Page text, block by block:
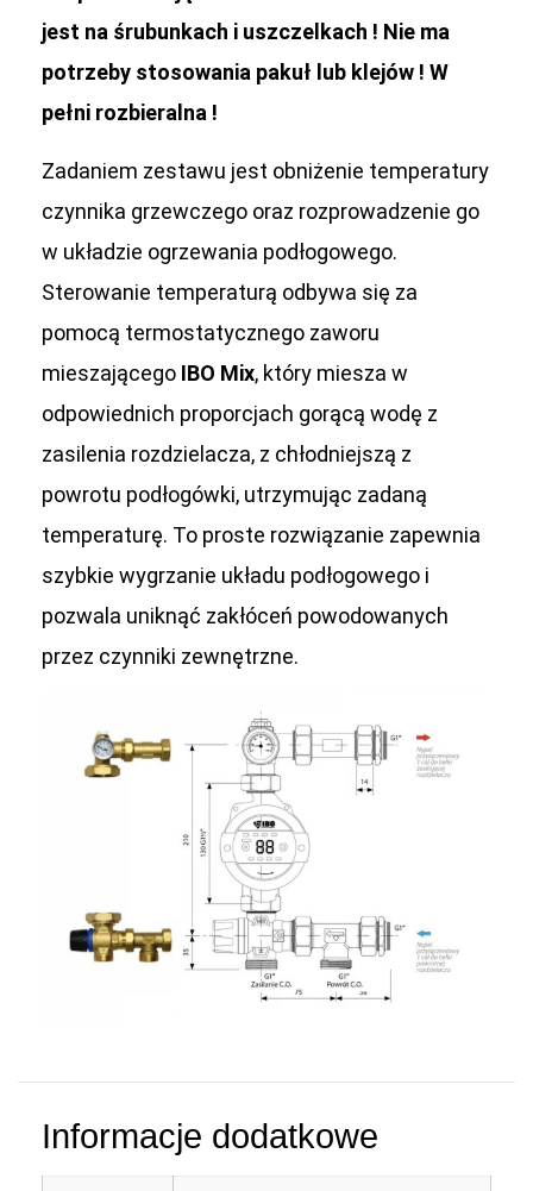
jest na śrubunkach i uszczelkach ! Nie ma
potrzeby stosowania pakuł lub klejów ! W
pełni rozbieralna !
Zadaniem zestawu jest obniżenie temperatury
czynnika grzewczego oraz rozprowadzenie go
w układzie ogrzewania podłogowego.
Sterowanie temperaturą odbywa się za
pomocą termostatycznego zaworu
mieszającego IBO Mix, który miesza w
odpowiednich proporcjach gorącą wodę z
zasilenia rozdzielacza, z chłodniejszą z
powrotu podłogówki, utrzymując zadaną
temperaturę. To proste rozwiązanie zapewnia
szybkie wygrzanie układu podłogowego i
pozwala uniknąć zakłóceń powodowanych
przez czynniki zewnętrzne.
Informacje dodatkowe